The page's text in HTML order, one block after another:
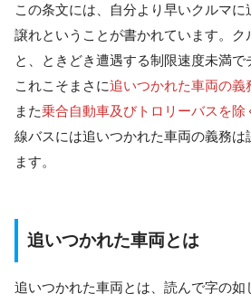
この条文には、自分より早いクルマ
譲れということが書かれています。ク
と、ときどき遭遇する制限速度未満で
これこそまさに追いつかれた車両の義
また乗合自動車及びトロリーバスを除
線バスには追いつかれた車両の義務は
ます。
追いつかれた車両とは
追いつかれた車両とは、読んで字の如